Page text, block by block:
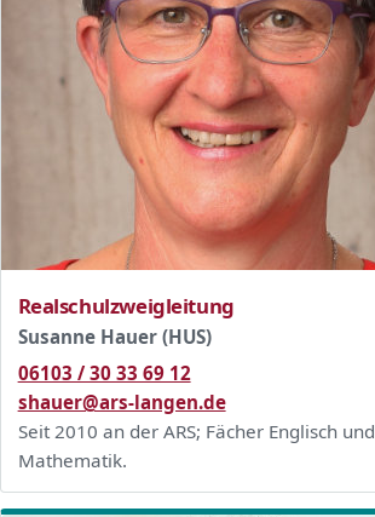
Realschulzweigleitung
Susanne Hauer (HUS)
06103 / 30 33 69 12
shauer@ars-langen.de
Seit 2010 an der ARS; Fächer Englisch und
Mathematik.